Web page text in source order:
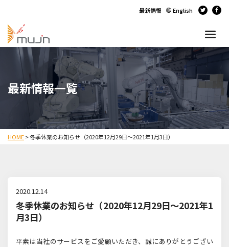
最新情報 English
最新情報一覧
HOME>冬季休業のお知らせ（2020年12月29日～2021年1月3日）
2020.12.14
冬季休業のお知らせ（2020年12月29日～2021年1
月3日）
平素は当社のサービスをご愛顧いただき、誠にありがとうござい